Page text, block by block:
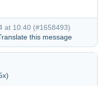
at 10:40 (#1658493)
this message